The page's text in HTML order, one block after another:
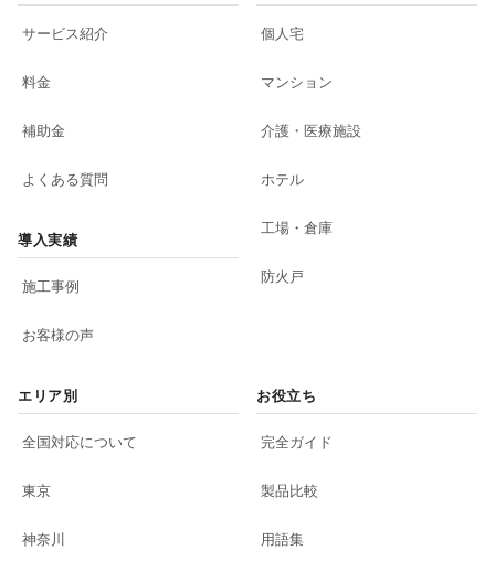
サービス紹介
料金
補助金
よくある質問
導入実績
施工事例
お客様の声
個人宅
マンション
介護・医療施設
ホテル
工場・倉庫
防火戸
エリア別
全国対応について
東京
神奈川
お役立ち
完全ガイド
製品比較
用語集